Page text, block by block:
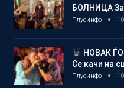
БОЛНИЦА
Плусинфо
НОВАК
Се качи на
Плусинфо